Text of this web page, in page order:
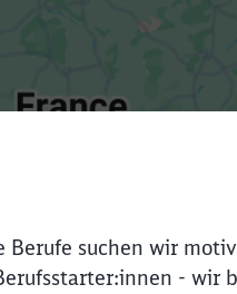
Berufe suchen wir
- wir